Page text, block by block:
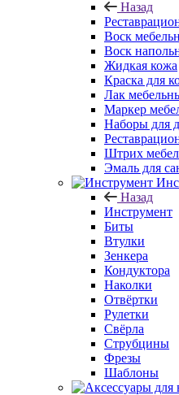
Назад
Воск
Воск
Жидкая кожа
Краска для
Лак
Маркер
Наборы для
Штрих
Эмаль для
Назад
Инструмент
Биты
Втулки
Зенкера
Кондуктора
Наколки
Отвёртки
Рулетки
Свёрла
Струбцины
Фрезы
Шаблоны